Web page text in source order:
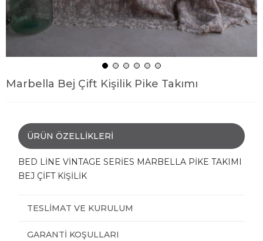
Marbella Bej Çift Kişilik Pike Takımı
ÜRÜN ÖZELLIKLERI
BED LİNE VİNTAGE SERİES MARBELLA PİKE TAKIMI
BEJ ÇİFT KİŞİLİK
TESLIMAT VE KURULUM
GARANTI KOŞULLARI